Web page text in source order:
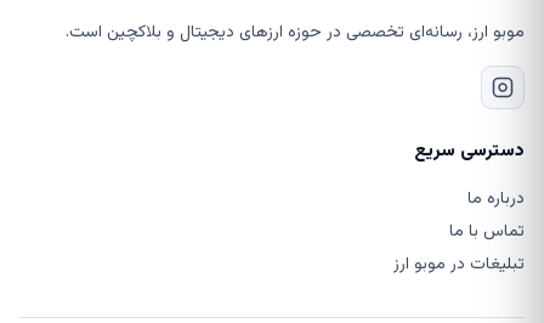
موبو ارز، رسانه‌ای تخصصی در حوزه ارزهای دیجیتال و بلاکچین است.
دسترسی سریع
درباره ما
تماس با ما
تبلیغات در موبو ارز